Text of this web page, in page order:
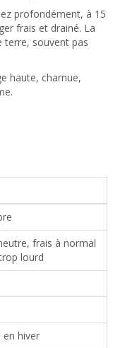
profondément, à 15
frais et drainé. La
terre, souvent pas
haute, charnue,
frais à normal
lourd
en hiver